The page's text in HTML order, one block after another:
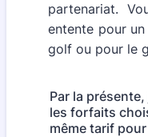
partenariat.
entente pour
golf ou pour le
Par la présente,
les forfaits
même tarif